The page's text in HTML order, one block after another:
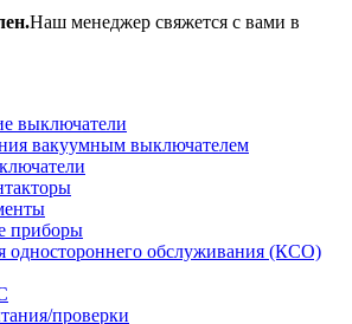
Наш менеджер свяжется с вами в
выключатели
вакуумным выключателем
приборы
одностороннего обслуживания (КСО)
проверки